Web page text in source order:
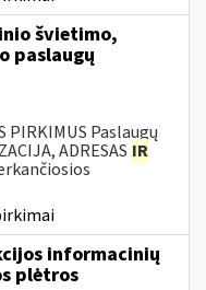
švietimo,
paslaugų
PIRKIMUS Paslaugų
ADRESAS IR
informacinių
plėtros